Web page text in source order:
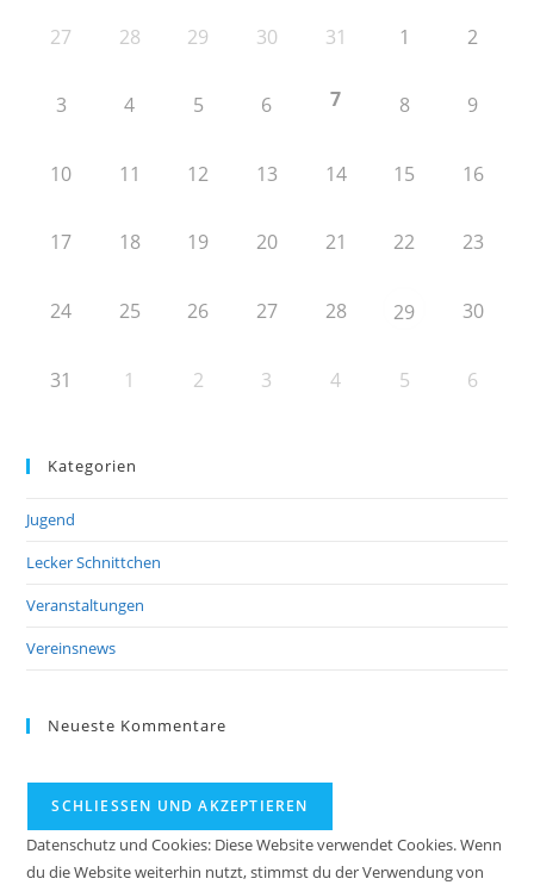
27 28 29 30 31 1 2
3 4 5 6 7 8 9
10 11 12 13 14 15 16
17 18 19 20 21 22 23
24 25 26 27 28 29 30
31 1 2 3 4 5 6
Kategorien
Jugend
Lecker Schnittchen
Veranstaltungen
Vereinsnews
Neueste Kommentare
Datenschutz und Cookies: Diese Website verwendet Cookies. Wenn
du die Website weiterhin nutzt, stimmst du der Verwendung von